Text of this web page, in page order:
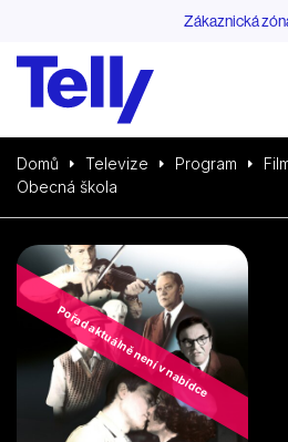
Zákaznická
Domů Televize Program
Obecná škola
Pořad aktuálně není v nabídce